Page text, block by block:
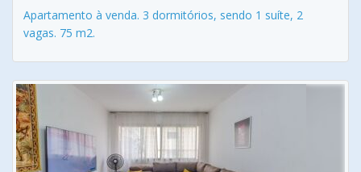
Apartamento à venda. 3 dormitórios, sendo 1 suíte, 2
vagas. 75 m2.